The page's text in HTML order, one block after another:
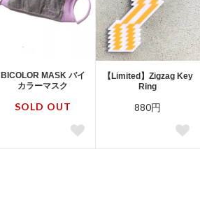
BICOLOR MASK バイ
カラーマスク
SOLD OUT
【Limited】Zigzag Key
Ring
880円